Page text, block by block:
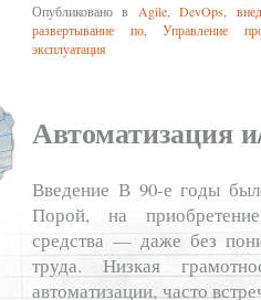
Опубликовано в Agile,DevOps
развертывание по,Управление
эксплуатация
Автоматизация
Введение В 90-е годы
Порой, на приобретение
средства — даже без
труда. Низкая
автоматизации, часто